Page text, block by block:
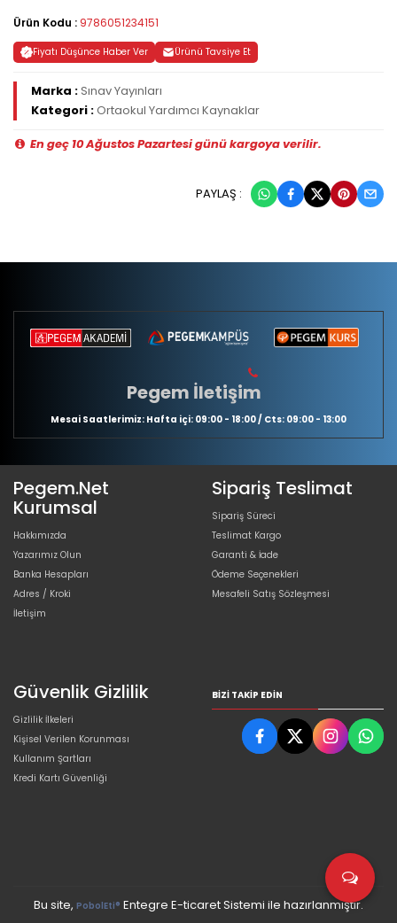
Ürün Kodu : 9786051234151
Fiyatı Düşünce Haber Ver Ürünü Tavsiye Et
Marka :Sınav Yayınları
Kategori :Ortaokul Yardımcı Kaynaklar
En geç 10 Ağustos Pazartesi günü kargoya verilir.
PAYLAŞ :
Pegem İletişim
Mesai Saatlerimiz: Hafta içi: 09:00 - 18:00 / Cts: 09:00 - 13:00
Pegem.Net
Kurumsal
Hakkımızda
Yazarımız Olun
Banka Hesapları
Adres / Kroki
İletişim
Sipariş Teslimat
Sipariş Süreci
Teslimat Kargo
Garanti & İade
Ödeme Seçenekleri
Mesafeli Satış Sözleşmesi
Güvenlik Gizlilik
Gizlilik İlkeleri
Kişisel Verilen Korunması
Kullanım Şartları
Kredi Kartı Güvenliği
BIZI TAKIP EDIN
Bu site, PobolEti® Entegre E-ticaret Sistemi ile hazırlanmıştır.